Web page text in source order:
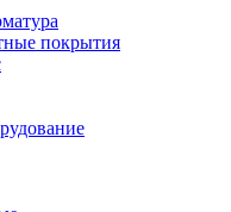
покрытия